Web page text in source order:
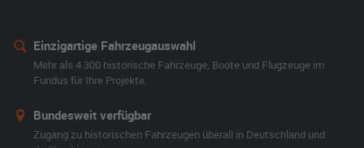
Einzigartige Fahrzeugauswahl
Mehr als 4.300 historische Fahrzeuge, Boote und Flugzeuge im
Fundus für Ihre Projekte.
Bundesweit verfügbar
Zugang zu historischen Fahrzeugen überall in Deutschland und